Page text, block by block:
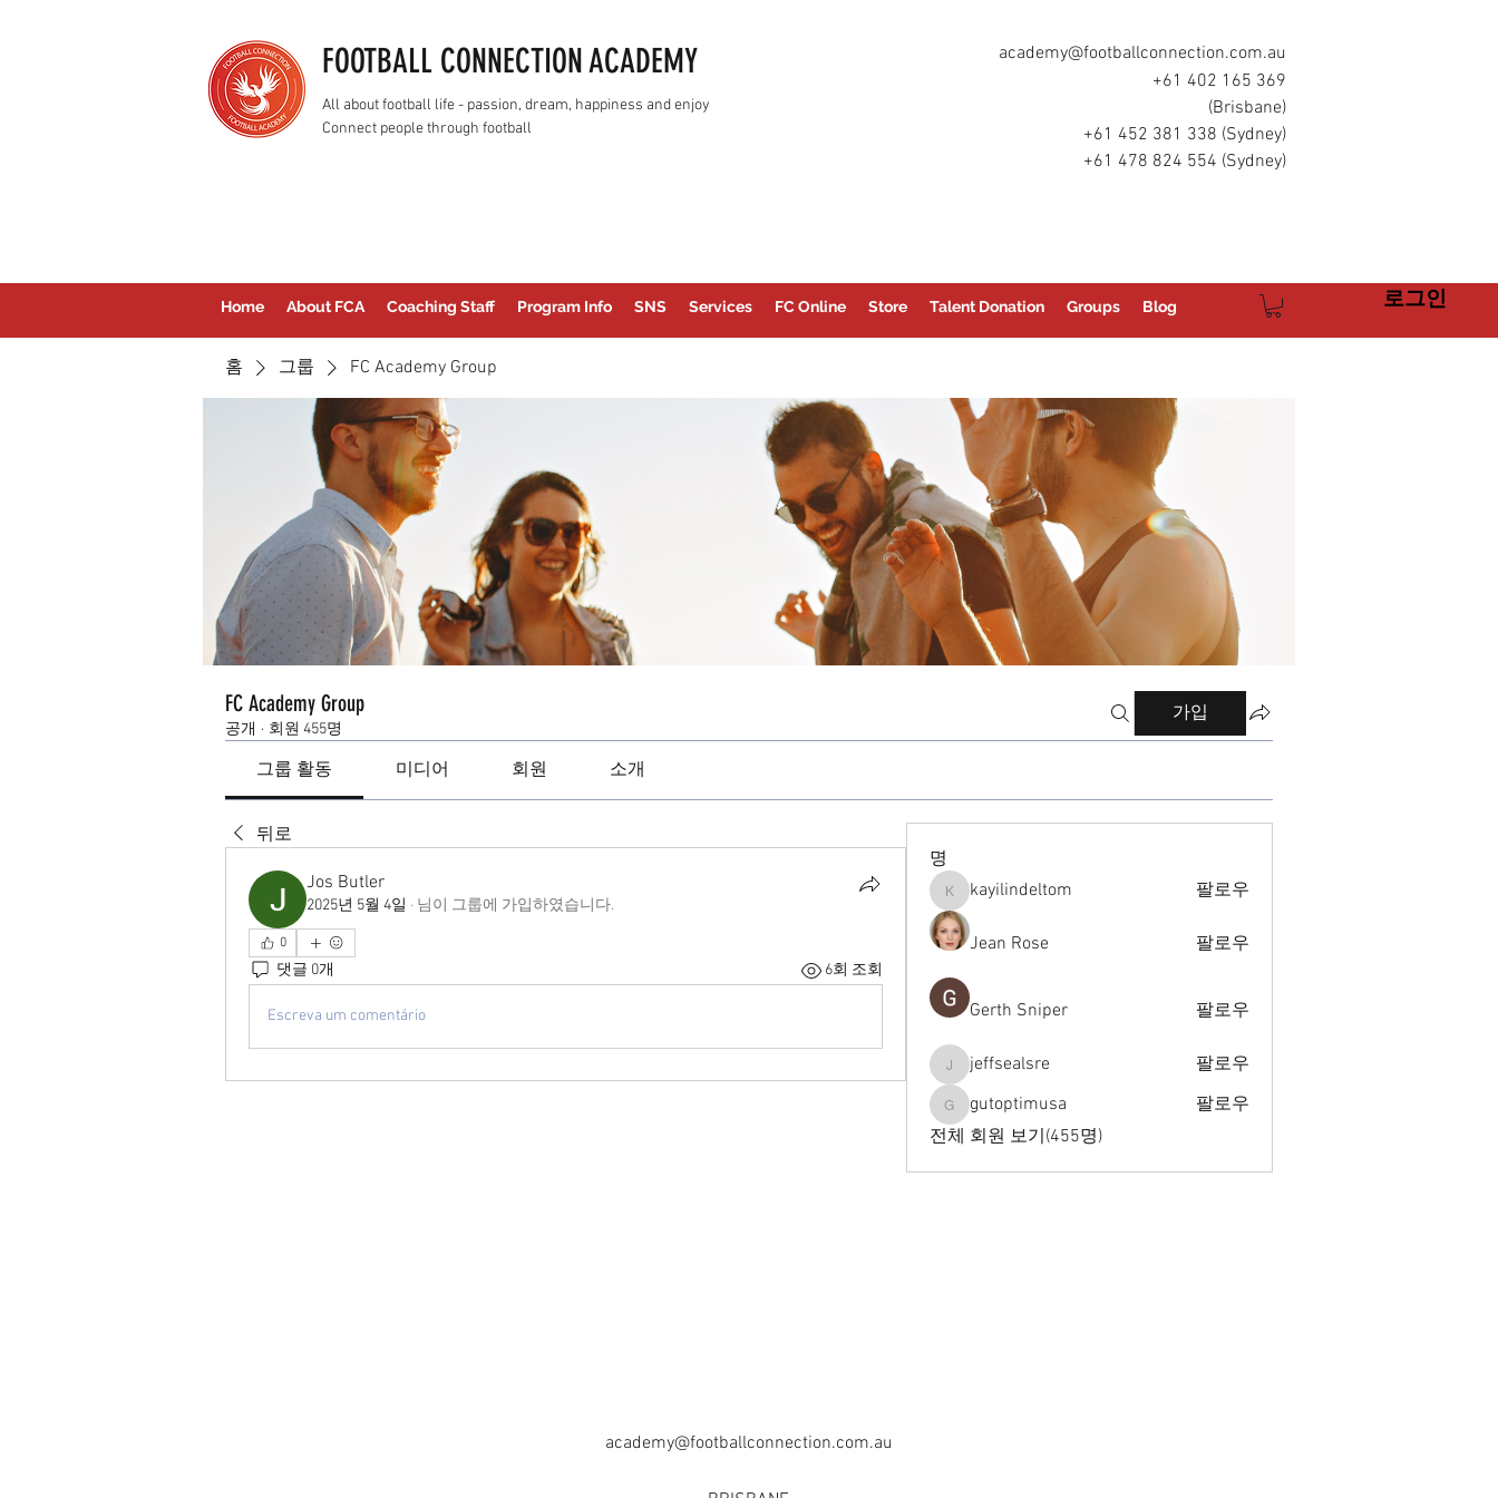
FOOTBALL CONNECTION ACADEMY
All about football life - passion, dream, happiness and enjoy
Connect people through football
academy@footballconnection.com.au
+61 402 165 369
(Brisbane)
+61 452 381 338 (Sydney)
+61 478 824 554 (Sydney)
Home About FCA Coaching Staff Program Info SNS Services FC Online Store Talent Donation Groups Blog 로그인
홈 그룹 FC Academy Group
FC Academy Group
공개 · 회원 455명
가입
그룹 활동 미디어 회원 소개
뒤로
Jos Butler
2025년 5월 4일 · 님이 그룹에 가입하였습니다.
0
댓글 0개 6회 조회
Escreva um comentário
명
kayilindeltom
kayilindeltom 팔로우
Jean Rose 팔로우
Gerth Sniper 팔로우
jeffsealsre
jeffsealsre 팔로우
gutoptimusa
gutoptimusa
팔로우
전체 회원 보기(455명)
academy@footballconnection.com.au